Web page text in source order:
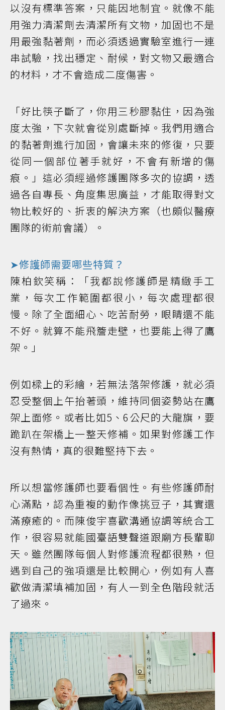
以沒有標準答案，只能因地制宜。就像不能
用強力清潔劑去清潔所有文物，加固也不是
用最強黏著劑，而必須透過實驗室進行一連
串試驗，找出穩定、耐候，對文物又最適合
的材料，才不會造成二度傷害。
「好比筷子斷了，你用三秒膠黏住，因為強
度太強，下次就會從別處斷掉。我們用適合
的黏著劑進行加固，會讓未來的修復，只要
從同一個部位著手就好，不會有新增的傷
痕。」這必須經過修護團隊多次的協調，透
過各自專長、角度集思廣益，才能取得對文
物比較好的、折衷的解決方案（也頗似醫療
團隊的術前會議）。
➤修護師需要哪些特質？
陳柏欽笑稱：「我都說修護師是精緻手工
業，每次工作範圍都很小，每次處理都很
慢。除了全面細心、吃苦耐勞，眼睛還不能
不好。就算不能飛簷走壁，也要能上得了鷹
架。」
例如樑上的彩繪，若無法落架修護，就必須
忍受整個上午抬著頭，維持同個姿勢站在鷹
架上面修。或者比如5、6公尺的大龍旗，要
跪趴在架橋上一整天修補。如果對修護工作
沒有熱情，真的很難堅持下去。
所以想當修護師也要看個性。有些修護師耐
心滿點，認為重複的動作像挑豆子，其實還
滿療癒的。而陳俊宇喜歡溝通協調等統合工
作，很容易就能國臺語雙聲道跟廟方長輩聊
天。雖然團隊每個人對修護流程都很熟，但
遇到自己的強項還是比較開心，例如有人喜
歡做清潔填補加固，有人一到全色階段就活
了過來。